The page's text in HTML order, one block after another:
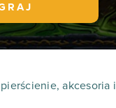
akcesoria i